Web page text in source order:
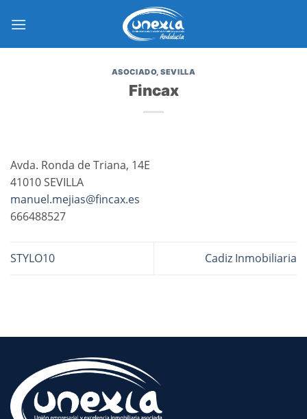
ASOCIADO,SEVILLA
Fincax
Avda. Ronda de Triana, 14E
41010 SEVILLA
manuel.mejias@fincax.es
666488527
STYLO10 Cadiz Inmobiliaria